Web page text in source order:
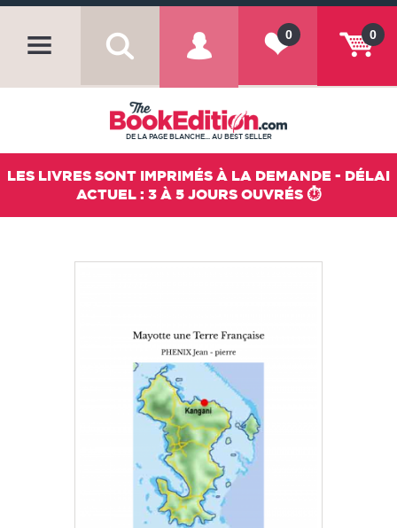
0
0
DE LA PAGE BLANCHE... AU BEST SELLER
LES LIVRES SONT IMPRIMÉS À LA DEMANDE - DÉLAI
ACTUEL : 3 À 5 JOURS OUVRÉS ⏱️